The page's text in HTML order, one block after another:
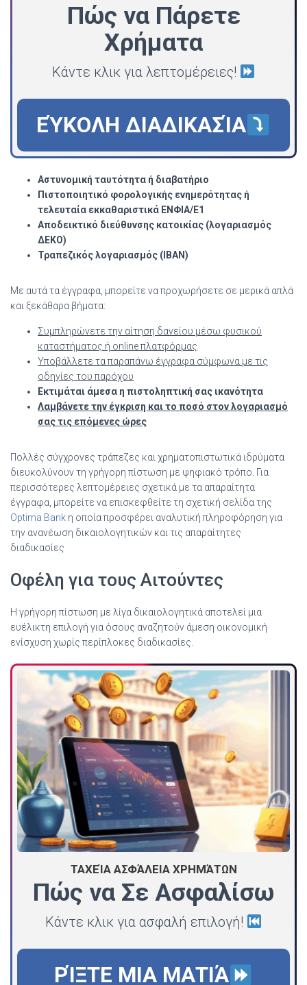
Πώς να Πάρετε
Χρήματα
Κάντε κλικ για λεπτομέρειες!
ΕΎΚΟΛΗ ΔΙΑΔΙΚΑΣΊΑ
Αστυνομική ταυτότητα ή διαβατήριο
Πιστοποιητικό φορολογικής ενημερότητας ή
τελευταία εκκαθαριστικά ΕΝΦΙΑ/Ε1
Αποδεικτικό διεύθυνσης κατοικίας (λογαριασμός
ΔΕΚΟ)
Τραπεζικός λογαριασμός (IBAN)
Με αυτά τα έγγραφα, μπορείτε να προχωρήσετε σε μερικά απλά
και ξεκάθαρα βήματα:
Συμπληρώνετε την αίτηση δανείου μέσω φυσικού
καταστήματος ή online πλατφόρμας
Υποβάλλετε τα παραπάνω έγγραφα σύμφωνα με τις
οδηγίες του παρόχου
Εκτιμάται άμεσα η πιστοληπτική σας ικανότητα
Λαμβάνετε την έγκριση και το ποσό στον λογαριασμό
σας τις επόμενες ώρες
Πολλές σύγχρονες τράπεζες και χρηματοπιστωτικά ιδρύματα
διευκολύνουν τη γρήγορη πίστωση με ψηφιακό τρόπο. Για
περισσότερες λεπτομέρειες σχετικά με τα απαραίτητα
έγγραφα, μπορείτε να επισκεφθείτε τη σχετική σελίδα της
Optima Bank η οποία προσφέρει αναλυτική πληροφόρηση για
την ανανέωση δικαιολογητικών και τις απαραίτητες
διαδικασίες
Οφέλη για τους Αιτούντες
Η γρήγορη πίστωση με λίγα δικαιολογητικά αποτελεί μια
ευέλικτη επιλογή για όσους αναζητούν άμεση οικονομική
ενίσχυση χωρίς περίπλοκες διαδικασίες.
ΤΑΧΕΊΑ ΑΣΦΆΛΕΙΑ ΧΡΗΜΆΤΩΝ
Πώς να Σε Ασφαλίσω
Κάντε κλικ για ασφαλή επιλογή!
ΡΊΞΤΕ ΜΙΑ ΜΑΤΙΆ